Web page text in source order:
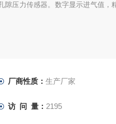
隙压力传感器。数字显示进气值，
厂商性质： 生产厂家
访 问 量： 2195